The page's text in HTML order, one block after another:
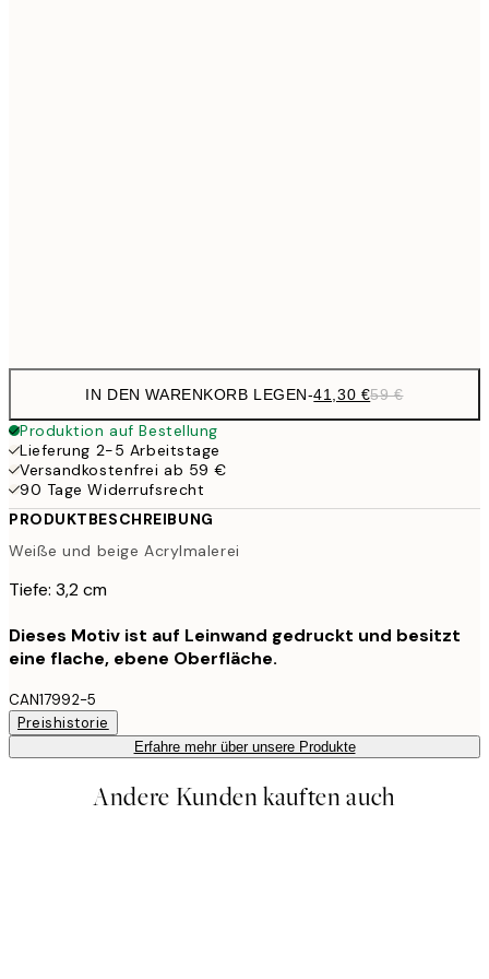
IN DEN WARENKORB LEGEN-41,30 €59 €
Produktion auf Bestellung
Lieferung 2-5 Arbeitstage
Versandkostenfrei ab 59 €
90 Tage Widerrufsrecht
PRODUKTBESCHREIBUNG
Weiße und beige Acrylmalerei
Tiefe: 3,2 cm
Dieses Motiv ist auf Leinwand gedruckt und besitzt
eine flache, ebene Oberfläche.
CAN17992-5
Preishistorie
Erfahre mehr über unsere Produkte
Andere Kunden kauften auch